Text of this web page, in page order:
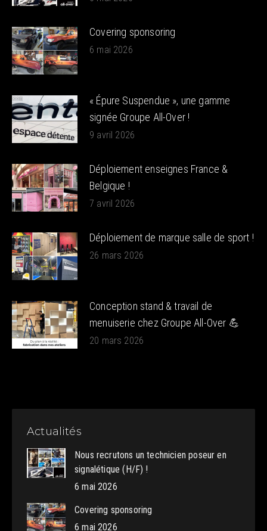
Covering sponsoring
6 mai 2026
« Épure Suspendue », une gamme
signée Groupe All-Over !
9 avril 2026
Déploiement enseignes France &
Belgique !
7 avril 2026
Déploiement de marque salle de sport !
26 mars 2026
Conception stand & travail de
menuiserie chez Groupe All-Over 💪
20 mars 2026
Actualités
Nous recrutons un technicien poseur en
signalétique (H/F) !
6 mai 2026
Covering sponsoring
6 mai 2026